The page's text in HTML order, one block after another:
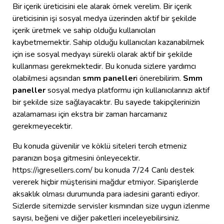
Bir içerik üreticisini ele alarak örnek verelim. Bir içerik
üreticisinin işi sosyal medya üzerinden aktif bir şekilde
içerik üretmek ve sahip olduğu kullanıcıları
kaybetmemektir. Sahip olduğu kullanıcıları kazanabilmek
için ise sosyal medyayı sürekli olarak aktif bir şekilde
kullanması gerekmektedir. Bu konuda sizlere yardımcı
olabilmesi açısından smm panelleri önerebilirim. Smm
panellersosyal medya platformu için kullanıcılarınızı aktif
bir şekilde size sağlayacaktır. Bu sayede takipçilerinizin
azalamaması için ekstra bir zaman harcamanız
gerekmeyecektir.
Bu konuda güvenilir ve köklü siteleri tercih etmeniz
paranızın boşa gitmesini önleyecektir.
https://igresellers.com/ bu konuda 7/24 Canlı destek
vererek hiçbir müşterisini mağdur etmiyor. Siparişlerde
aksaklık olması durumunda para iadesini garanti ediyor.
Sizlerde sitemizde servisler kısmından size uygun izlenme
sayısı, beğeni ve diğer paketleri inceleyebilirsiniz.